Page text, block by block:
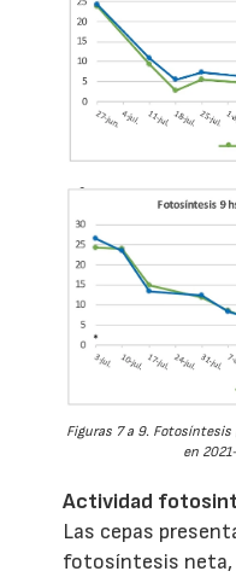
Figuras 7 a 9. Fotosíntesis
en
Actividad
Las cepas
fotosíntesis neta,